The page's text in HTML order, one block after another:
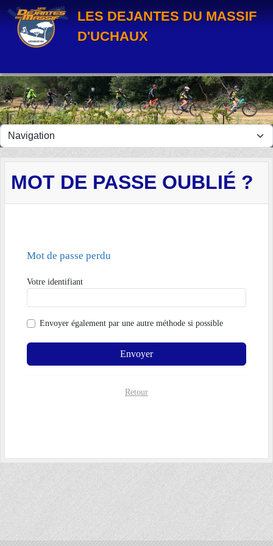
LES DEJANTES DU MASSIF
D'UCHAUX
MOT DE PASSE OUBLIÉ ?
Mot de passe perdu
Votre identifiant
Envoyer également par une autre méthode si possible
Envoyer
Retour
Panneau de gestion des cookies